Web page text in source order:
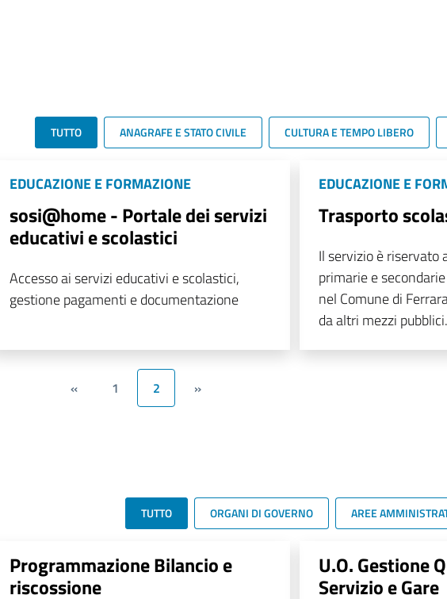
TUTTO ANAGRAFE E STATO CIVILE CULTURA E TEMPO LIBERO
EDUCAZIONE E FORMAZIONE
sosi@home - Portale dei servizi
educativi e scolastici
Accesso ai servizi educativi e scolastici,
gestione pagamenti e documentazione
EDUCAZIONE E
Trasporto
Il servizio è riservato
primarie e
nel Comune di
da altri mezzi pubblici.
« 1 2 »
TUTTO ORGANI DI GOVERNO AREE
Programmazione Bilancio e
riscossione
U.O. Gestione
Servizio e Gare